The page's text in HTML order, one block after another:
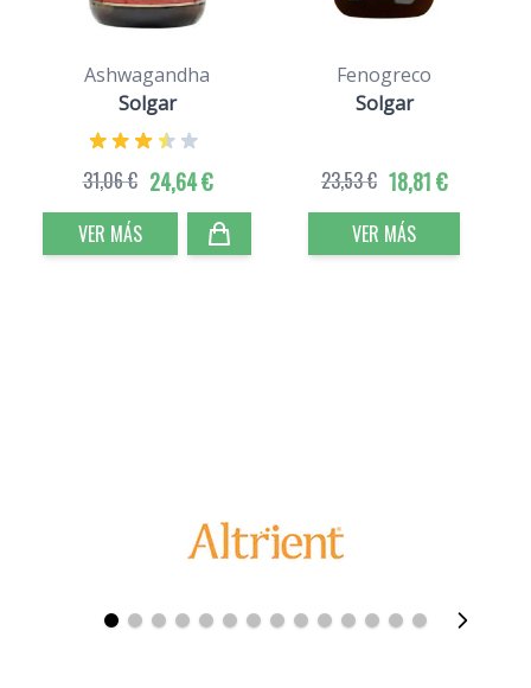
Ashwagandha
Solgar
24,64 €
31,06 €
VER MÁS
Fenogreco
Solgar
18,81 €
23,53 €
VER MÁS